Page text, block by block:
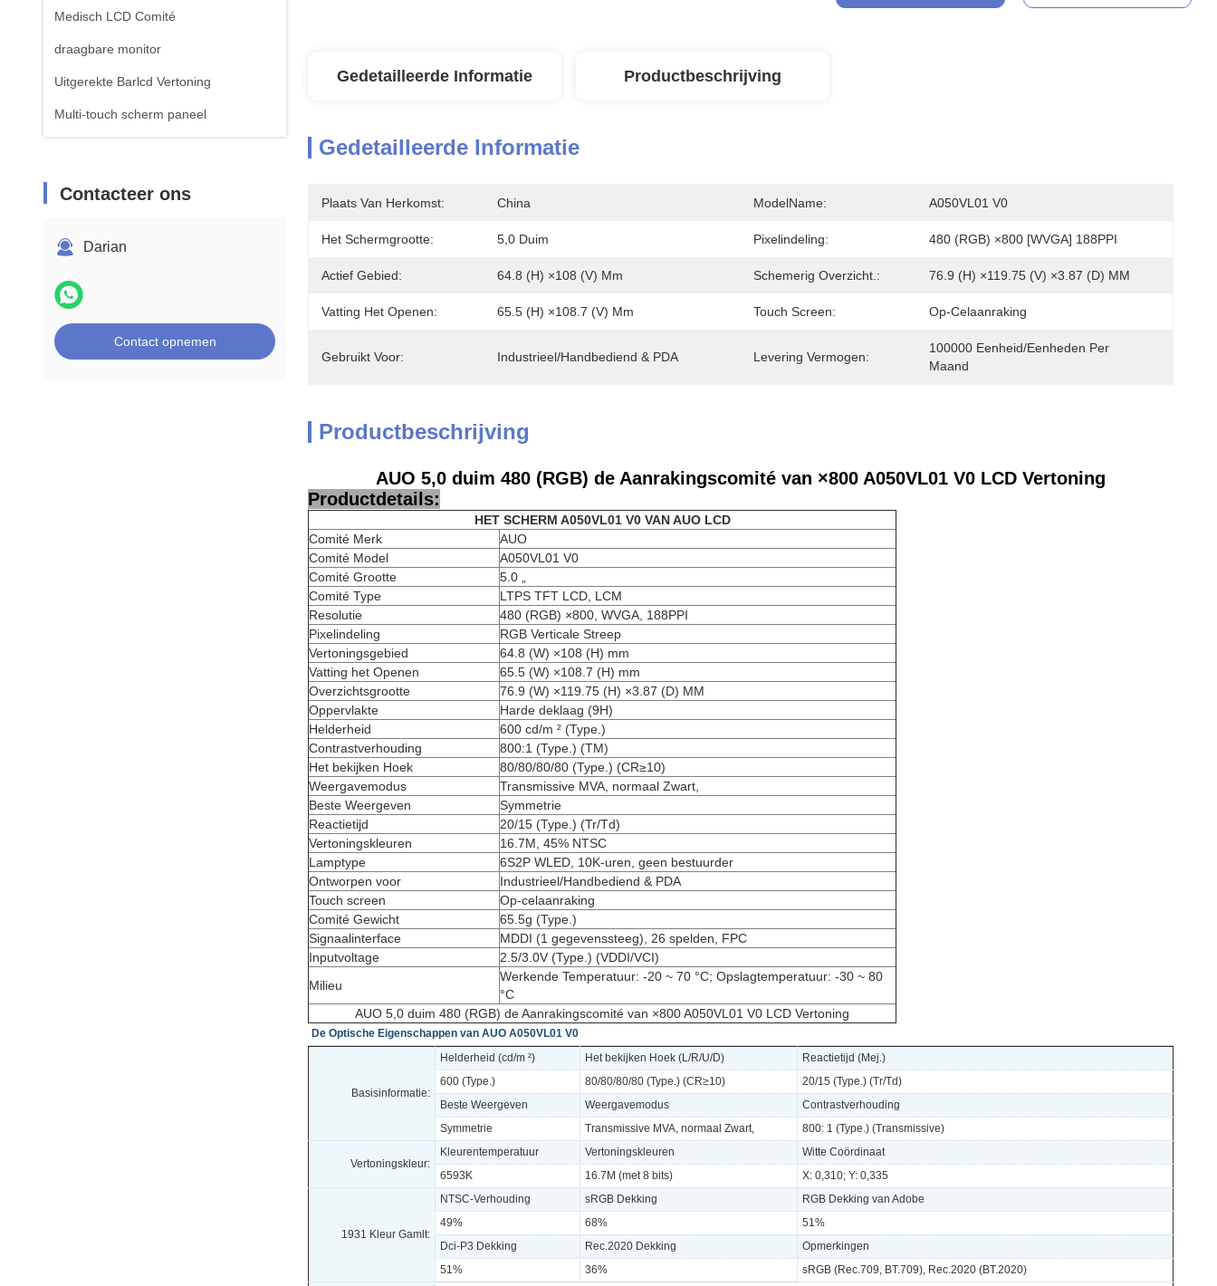
Medisch LCD Comité
draagbare monitor
Uitgerekte Barlcd Vertoning
Multi-touch scherm paneel
Contacteer ons
Darian
Contact opnemen
Gedetailleerde Informatie Productbeschrijving
Gedetailleerde Informatie
Plaats Van Herkomst: China ModelName: A050VL01 V0
Het Schermgrootte: 5,0 Duim Pixelindeling: 480 (RGB) ×800 [WVGA] 188PPI
Actief Gebied: 64.8 (H) ×108 (V) Mm Schemerig Overzicht.: 76.9 (H) ×119.75 (V) ×3.87 (D) MM
Vatting Het Openen: 65.5 (H) ×108.7 (V) Mm Touch Screen: Op-Celaanraking
Gebruikt Voor: Industrieel/Handbediend & PDA Levering Vermogen:
100000 Eenheid/Eenheden Per
Maand
Productbeschrijving
AUO 5,0 duim 480 (RGB) de Aanrakingscomité van ×800 A050VL01 V0 LCD Vertoning
Productdetails:
HET SCHERM A050VL01 V0 VAN AUO LCD
Comité Merk
AUO
Comité Model
A050VL01 V0
Comité Grootte
5.0 „
Comité Type
LTPS TFT LCD, LCM
Resolutie
480 (RGB) ×800, WVGA, 188PPI
Pixelindeling
RGB Verticale Streep
Vertoningsgebied
64.8 (W) ×108 (H) mm
Vatting het Openen
65.5 (W) ×108.7 (H) mm
Overzichtsgrootte
76.9 (W) ×119.75 (H) ×3.87 (D) MM
Oppervlakte
Harde deklaag (9H)
Helderheid
600 cd/m ² (Type.)
Contrastverhouding
800:1 (Type.) (TM)
Het bekijken Hoek
80/80/80/80 (Type.) (CR≥10)
Weergavemodus
Transmissive MVA, normaal Zwart,
Beste Weergeven
Symmetrie
Reactietijd
20/15 (Type.) (Tr/Td)
Vertoningskleuren
16.7M, 45% NTSC
Lamptype
6S2P WLED, 10K-uren, geen bestuurder
Ontworpen voor
Industrieel/Handbediend & PDA
Touch screen
Op-celaanraking
Comité Gewicht
65.5g (Type.)
Signaalinterface
MDDI (1 gegevenssteeg), 26 spelden, FPC
Inputvoltage
2.5/3.0V (Type.) (VDDI/VCI)
Milieu
Werkende Temperatuur: -20 ~ 70 °C; Opslagtemperatuur: -30 ~ 80
°C
AUO 5,0 duim 480 (RGB) de Aanrakingscomité van ×800 A050VL01 V0 LCD Vertoning
De Optische Eigenschappen van AUO A050VL01 V0
Basisinformatie:
Helderheid (cd/m ²) Het bekijken Hoek (L/R/U/D)
Reactietijd (Mej.)
600 (Type.)
80/80/80/80 (Type.) (CR≥10)
20/15 (Type.) (Tr/Td)
Beste Weergeven
Weergavemodus
Contrastverhouding
Symmetrie
Transmissive MVA, normaal Zwart, 800: 1 (Type.) (Transmissive)
Vertoningskleur:
Kleurentemperatuur Vertoningskleuren
Witte Coördinaat
6593K
16.7M (met 8 bits) X: 0,310; Y: 0,335
1931 Kleur Gamlt:
NTSC-Verhouding sRGB Dekking
RGB Dekking van Adobe
49%
68%
51%
Dci-P3 Dekking
Rec.2020 Dekking
Opmerkingen
51%
36%
sRGB (Rec.709, BT.709), Rec.2020 (BT.2020)